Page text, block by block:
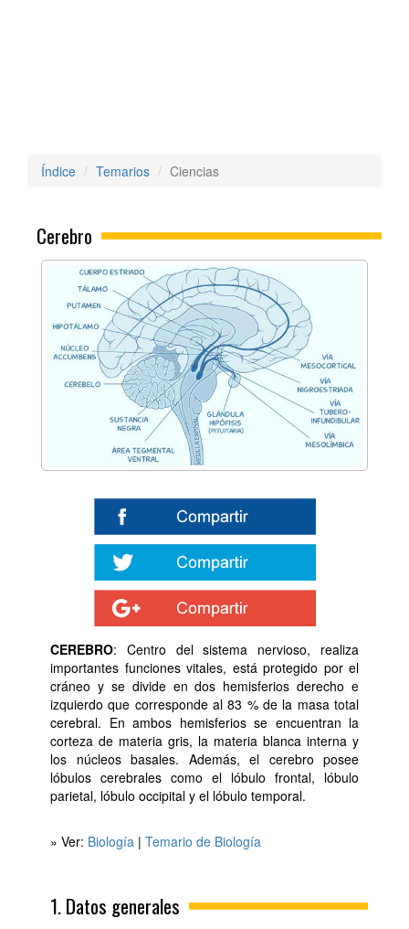
Índice Temarios Ciencias
Cerebro
CEREBRO: Centro del sistema nervioso, realiza
importantes funciones vitales, está protegido por el
cráneo y se divide en dos hemisferios derecho e
izquierdo que corresponde al 83 % de la masa total
cerebral. En ambos hemisferios se encuentran la
corteza de materia gris, la materia blanca interna y
los núcleos basales. Además, el cerebro posee
lóbulos cerebrales como el lóbulo frontal, lóbulo
parietal, lóbulo occipital y el lóbulo temporal.
» Ver: Biología | Temario de Biología
1. Datos generales